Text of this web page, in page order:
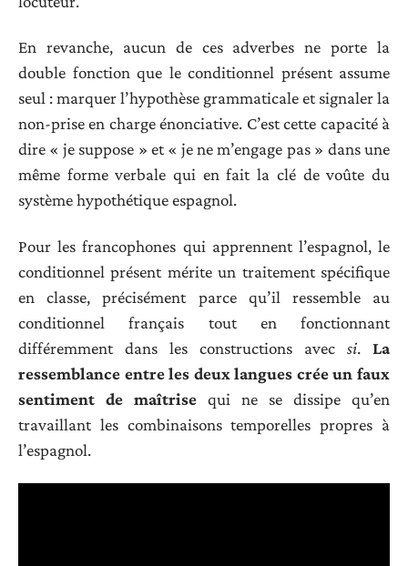
En revanche, aucun de ces adverbes ne porte la
double fonction que le conditionnel présent assume
seul : marquer l’hypothèse grammaticale et signaler la
non-prise en charge énonciative. C’est cette capacité à
dire « je suppose » et « je ne m’engage pas » dans une
même forme verbale qui en fait la clé de voûte du
système hypothétique espagnol.
Pour les francophones qui apprennent l’espagnol, le
conditionnel présent mérite un traitement spécifique
en classe, précisément parce qu’il ressemble au
conditionnel français tout en fonctionnant
différemment dans les constructions avec si. La
ressemblance entre les deux langues crée un faux
sentiment de maîtrise qui ne se dissipe qu’en
travaillant les combinaisons temporelles propres à
l’espagnol.